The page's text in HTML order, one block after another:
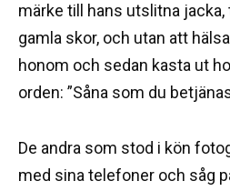
märke till hans utslitna
gamla skor, och utan att
honom och sedan kasta ut
orden: ”Såna som du
De andra som stod i kön
med sina telefoner och såg